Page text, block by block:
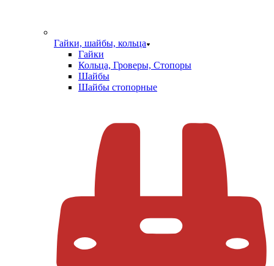
Гайки, шайбы, кольца
Гайки
Кольца, Гроверы, Стопоры
Шайбы
Шайбы стопорные